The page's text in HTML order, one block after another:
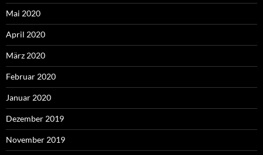
Mai 2020
April 2020
März 2020
Februar 2020
Januar 2020
Dezember 2019
November 2019